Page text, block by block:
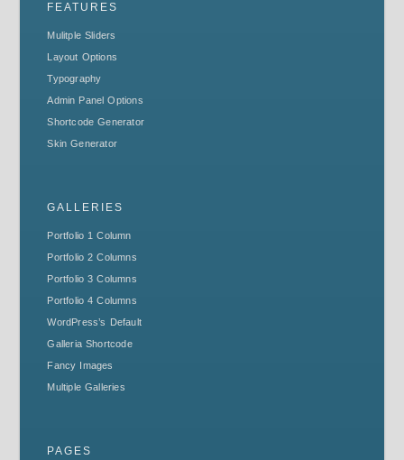
FEATURES
Mulitple Sliders
Layout Options
Typography
Admin Panel Options
Shortcode Generator
Skin Generator
GALLERIES
Portfolio 1 Column
Portfolio 2 Columns
Portfolio 3 Columns
Portfolio 4 Columns
WordPress’s Default
Galleria Shortcode
Fancy Images
Multiple Galleries
PAGES